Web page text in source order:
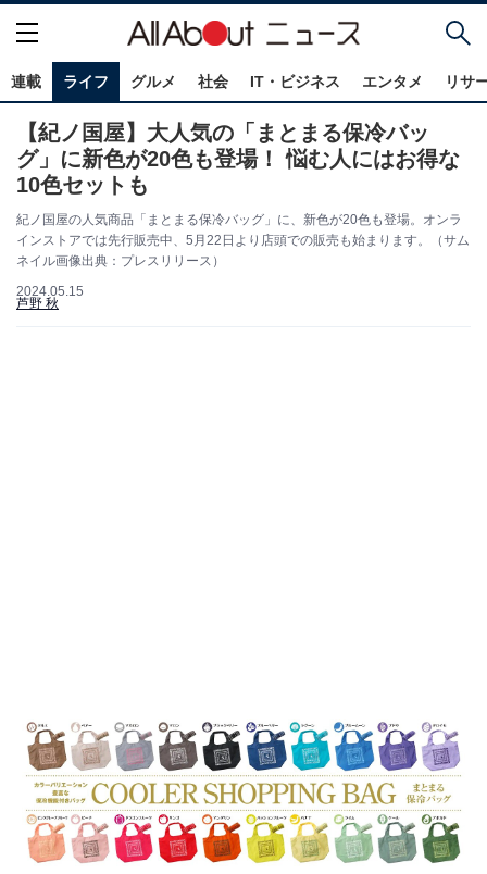
連載 ライフ グルメ 社会 IT・ビジネス エンタメ リサ
【紀ノ国屋】大人気の「まとまる保冷バッ
グ」に新色が20色も登場！ 悩む人にはお得な
10色セットも
紀ノ国屋の人気商品「まとまる保冷バッグ」に、新色が20色も登場。オンラ
インストアでは先行販売中、5月22日より店頭での販売も始まります。（サム
ネイル画像出典：プレスリリース）
2024.05.15
芦野 秋